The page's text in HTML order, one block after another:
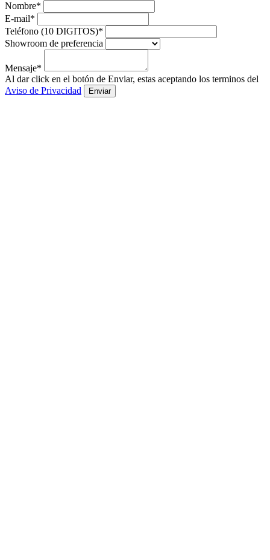
Nombre*
E-mail*
Teléfono (10 DIGITOS)*
Showroom de preferencia
Mensaje*
Al dar click en el botón de Enviar, estas aceptando los terminos del
Aviso de Privacidad